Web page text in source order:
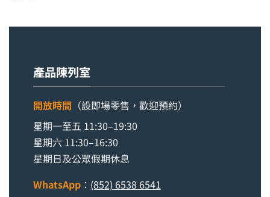
產品陳列室
開放時間 （設即場零售，歡迎預約）
星期一至五 11:30–19:30
星期六 11:30–16:30
星期日及公眾假期休息
WhatsApp ： (852) 6538 6541